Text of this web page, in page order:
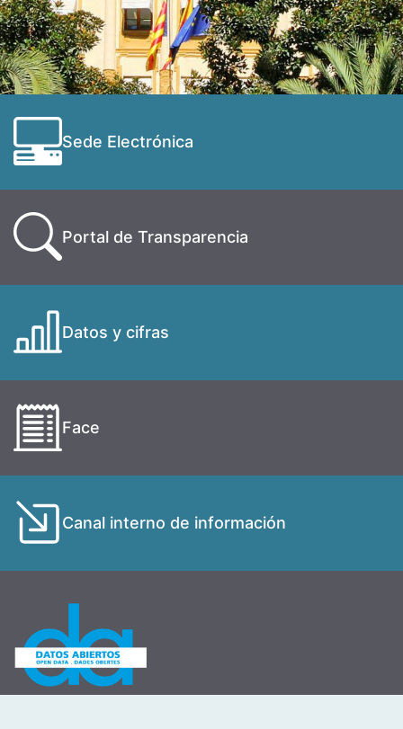
Sede Electrónica
Portal de Transparencia
Datos y cifras
Face
Canal interno de información